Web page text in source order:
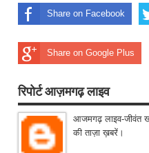
Share on Facebook
Share on Google Plus
रिपोर्ट आज़मगढ़ लाइव
आजमगढ़ लाइव-जीवंत
की ताज़ा ख़बरें।